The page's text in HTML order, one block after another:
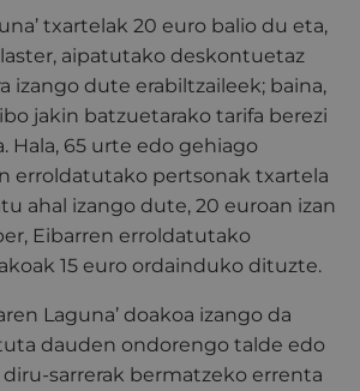
txartelak 20 euro balio du eta,
aipatutako deskontuetaz
izango dute erabiltzaileek; baina,
jakin batzuetarako tarifa berezi
Hala, 65 urte edo gehiago
erroldatutako pertsonak txartela
ahal izango dute, 20 euroan izan
Eibarren erroldatutako
15 euro ordainduko dituzte.
Laguna’ doakoa izango da
dauden ondorengo talde edo
sarrerak bermatzeko errenta